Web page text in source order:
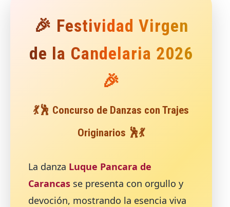
🎉 Festividad Virgen
de la Candelaria 2026
🎉
💃🕺 Concurso de Danzas con Trajes
Originarios 🕺💃
La danza Luque Pancara de
Carancas se presenta con orgullo y
devoción, mostrando la esencia viva